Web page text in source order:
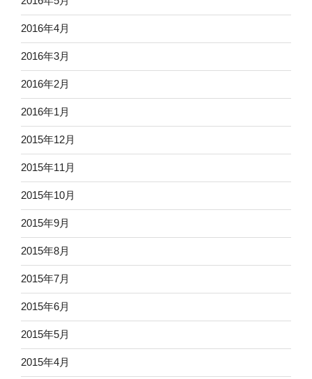
2016年4月
2016年3月
2016年2月
2016年1月
2015年12月
2015年11月
2015年10月
2015年9月
2015年8月
2015年7月
2015年6月
2015年5月
2015年4月